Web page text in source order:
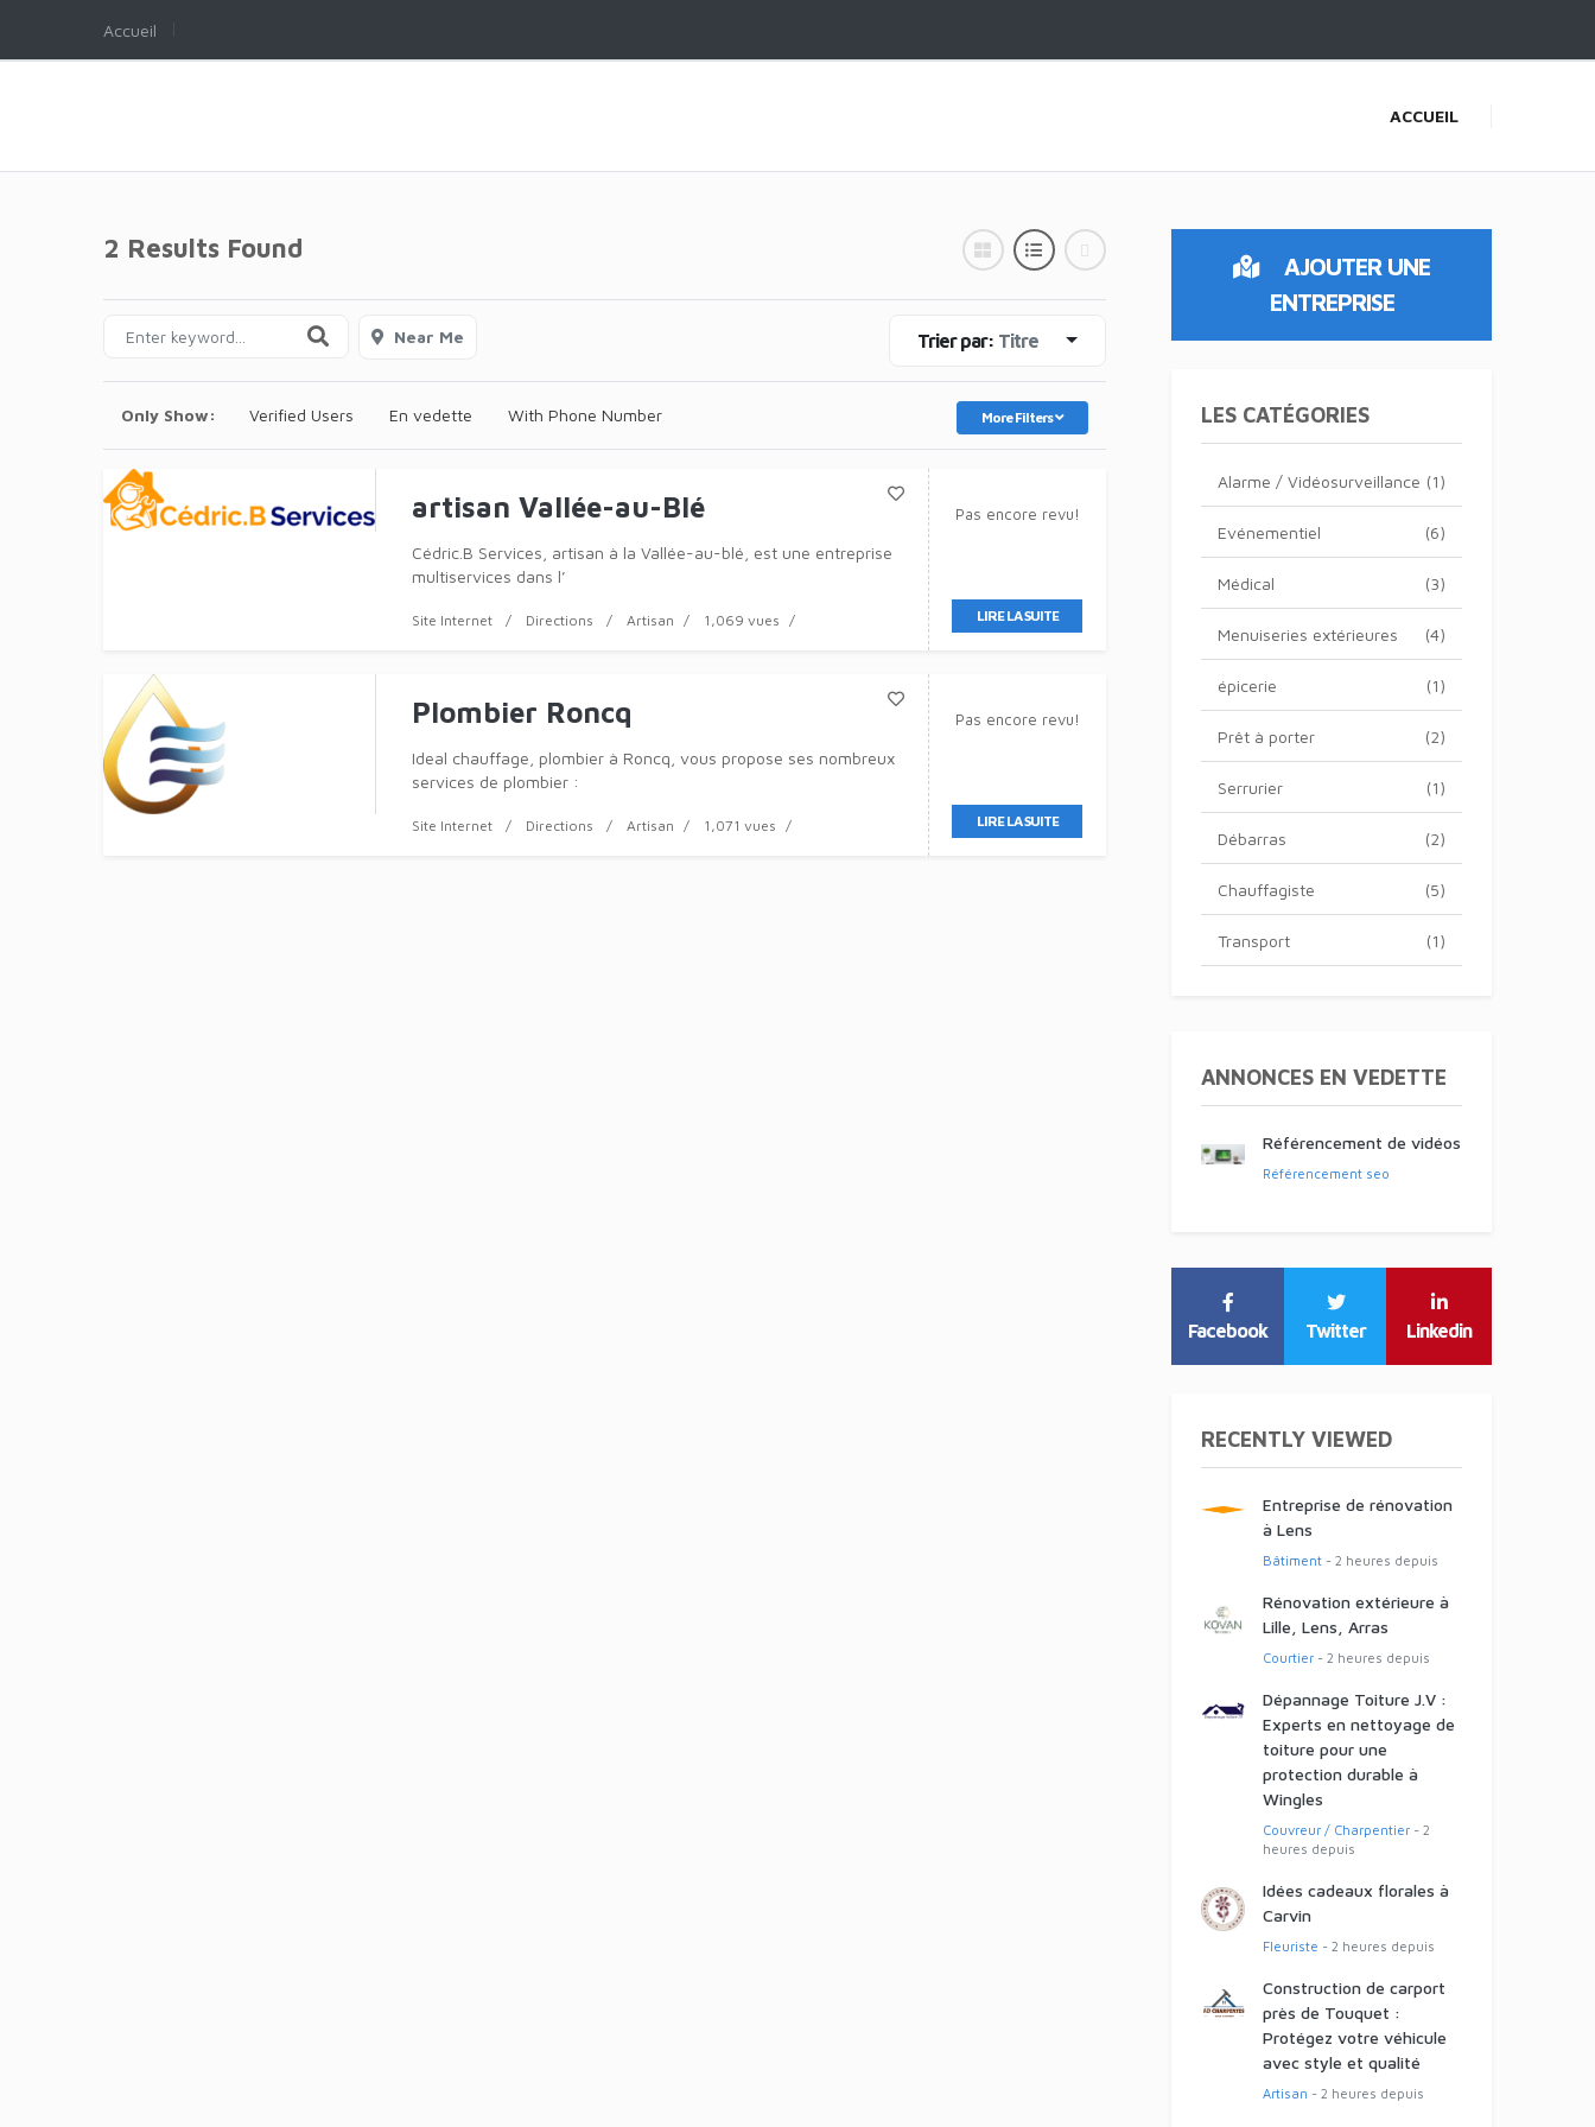
Accueil
ACCUEIL
2 Results Found
Near Me Trier par: Titre
Only Show: Verified Users En vedette With Phone Number More Filters
artisan Vallée-au-Blé
Cédric.B Services, artisan à la Vallée-au-blé, est une entreprise
multiservices dans l’
Site Internet Directions Artisan 1,069 vues
Pas encore revu!
LIRE LA SUITE
Plombier Roncq
Ideal chauffage, plombier à Roncq, vous propose ses nombreux
services de plombier :
Site Internet Directions Artisan 1,071 vues
Pas encore revu!
LIRE LA SUITE
AJOUTER UNE
ENTREPRISE
LES CATÉGORIES
(1)
Alarme / Vidéosurveillance
(6)
Evénementiel
(3)
Médical
(4)
Menuiseries extérieures
(1)
épicerie
(2)
Prêt à porter
(1)
Serrurier
(2)
Débarras
(5)
Chauffagiste
(1)
Transport
ANNONCES EN VEDETTE
Référencement de vidéos
Référencement seo
Facebook Twitter Linkedin
RECENTLY VIEWED
Entreprise de rénovation
à Lens
Bâtiment- 2 heures depuis
Rénovation extérieure à
Lille, Lens, Arras
Courtier- 2 heures depuis
Dépannage Toiture J.V :
Experts en nettoyage de
toiture pour une
protection durable à
Wingles
Couvreur / Charpentier- 2
heures depuis
Idées cadeaux florales à
Carvin
Fleuriste - 2 heures depuis
Construction de carport
près de Touquet :
Protégez votre véhicule
avec style et qualité
Artisan - 2 heures depuis